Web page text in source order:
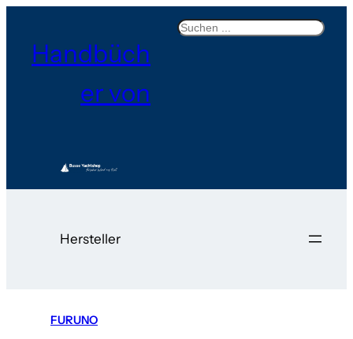
Search
Handbüch
er von
Hersteller
FURUNO